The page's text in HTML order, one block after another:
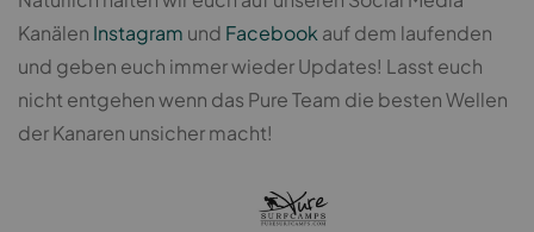
Kanälen Instagram und Facebookauf dem laufenden
und geben euch immer wieder Updates! Lasst euch
nicht entgehen wenn das Pure Team die besten Wellen
der Kanaren unsicher macht!